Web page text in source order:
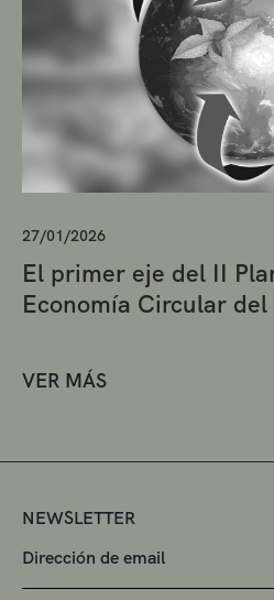
27/01/2026
El primer eje del II
Economía Circular
VER MÁS
NEWSLETTER